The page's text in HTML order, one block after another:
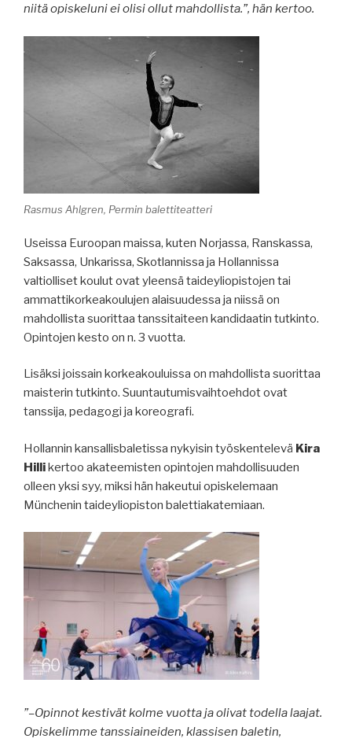
niitä opiskeluni ei olisi ollut mahdollista.”, hän kertoo.
Rasmus Ahlgren, Permin balettiteatteri
Useissa Euroopan maissa, kuten Norjassa, Ranskassa,
Saksassa, Unkarissa, Skotlannissa ja Hollannissa
valtiolliset koulut ovat yleensä taideyliopistojen tai
ammattikorkeakoulujen alaisuudessa ja niissä on
mahdollista suorittaa tanssitaiteen kandidaatin tutkinto.
Opintojen kesto on n. 3 vuotta.
Lisäksi joissain korkeakouluissa on mahdollista suorittaa
maisterin tutkinto. Suuntautumisvaihtoehdot ovat
tanssija, pedagogi ja koreografi.
Hollannin kansallisbaletissa nykyisin työskentelevä Kira
Hillikertoo akateemisten opintojen mahdollisuuden
olleen yksi syy, miksi hän hakeutui opiskelemaan
Münchenin taideyliopiston balettiakatemiaan.
”–Opinnot kestivät kolme vuotta ja olivat todella laajat.
Opiskelimme tanssiaineiden, klassisen baletin,